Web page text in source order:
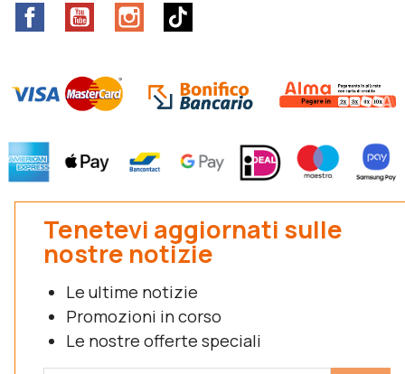
FacebookYouTube Instagram
Tenetevi aggiornati sulle
nostre notizie
Le ultime notizie
Promozioni in corso
Le nostre offerte speciali